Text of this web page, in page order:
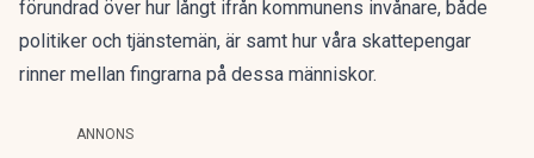
förundrad över hur långt ifrån kommunens invånare, både
politiker och tjänstemän, är samt hur våra skattepengar
rinner mellan fingrarna på dessa människor.
ANNONS